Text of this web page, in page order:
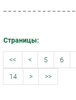
Страницы:
<< < 5 6
14 > >>